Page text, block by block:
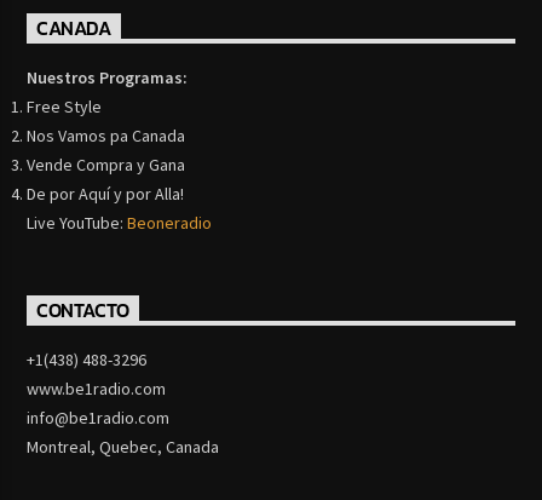
CANADA
Nuestros Programas:
Free Style
Nos Vamos pa Canada
Vende Compra y Gana
De por Aquí y por Alla!
Live YouTube:Beoneradio
CONTACTO
+1(438) 488-3296
www.be1radio.com
info@be1radio.com
Montreal, Quebec, Canada